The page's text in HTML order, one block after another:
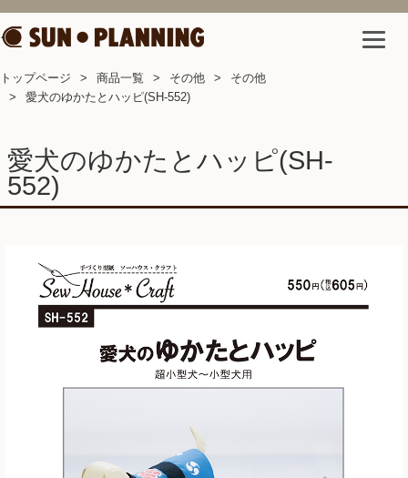
トップページ 商品一覧 その他
その他
愛犬のゆかたとハッピ(SH-552)
愛犬のゆかたとハッピ(SH-
552)